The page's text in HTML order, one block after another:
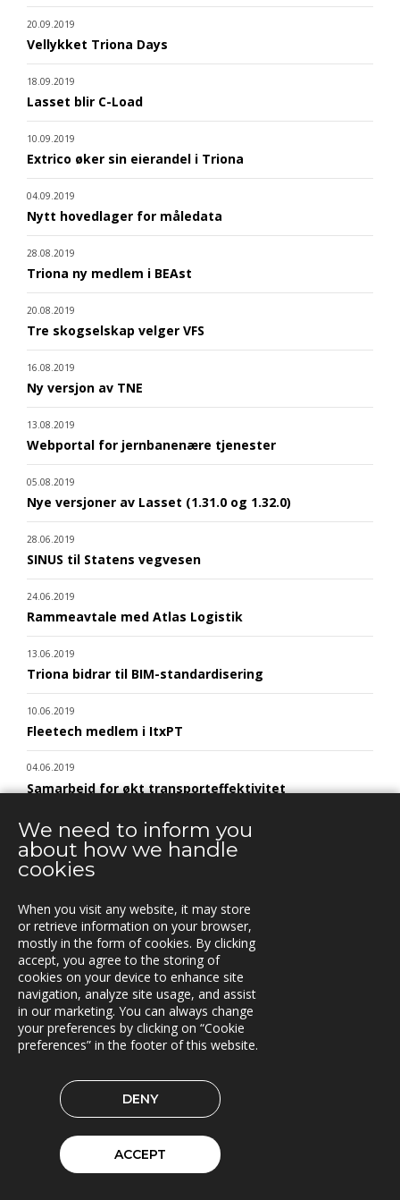
20.09.2019
Vellykket Triona Days
18.09.2019
Lasset blir C-Load
10.09.2019
Extrico øker sin eierandel i Triona
04.09.2019
Nytt hovedlager for måledata
28.08.2019
Triona ny medlem i BEAst
20.08.2019
Tre skogselskap velger VFS
16.08.2019
Ny versjon av TNE
13.08.2019
Webportal for jernbanenære tjenester
05.08.2019
Nye versjoner av Lasset (1.31.0 og 1.32.0)
28.06.2019
SINUS til Statens vegvesen
24.06.2019
Rammeavtale med Atlas Logistik
13.06.2019
Triona bidrar til BIM-standardisering
10.06.2019
Fleetech medlem i ItxPT
04.06.2019
Samarbeid for økt transporteffektivitet
14.05.2019
Siljan inn i Lasset
Asset Information Management System til ACCIONA
og Nye Veier
06.05.2019
Brinks Trä velger Timberpro
02.05.2019
Extrico og Mertiva investerer i Trionas aksje
Triona forbedrer fergetrafikken på Åland
Fleetech overtas av Triona
We need to inform you
about how we handle
cookies
When you visit any website, it may store
or retrieve information on your browser,
mostly in the form of cookies. By clicking
accept, you agree to the storing of
cookies on your device to enhance site
navigation, analyze site usage, and assist
in our marketing. You can always change
your preferences by clicking on “Cookie
preferences” in the footer of this website.
DENY
ACCEPT